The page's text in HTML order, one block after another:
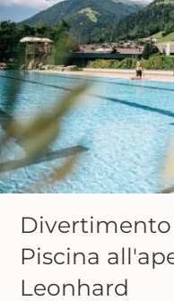
Piscina
Leonhard